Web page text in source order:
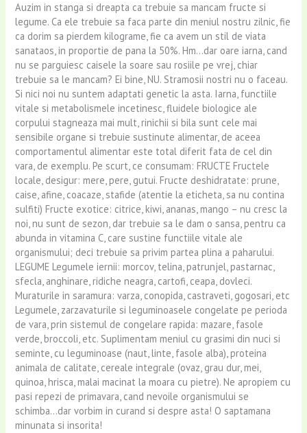
Auzim in stanga si dreapta ca trebuie sa mancam fructe si
legume. Ca ele trebuie sa faca parte din meniul nostru zilnic, fie
ca dorim sa pierdem kilograme, fie ca avem un stil de viata
sanataos, in proportie de pana la 50%. Hm…dar oare iarna, cand
nu se parguiesc caisele la soare sau rosiile pe vrej, chiar
trebuie sa le mancam? Ei bine, NU. Stramosii nostri nu o faceau.
Si nici noi nu suntem adaptati genetic la asta. Iarna, functiile
vitale si metabolismele incetinesc, fluidele biologice ale
corpului stagneaza mai mult, rinichii si bila sunt cele mai
sensibile organe si trebuie sustinute alimentar, de aceea
comportamentul alimentar este total diferit fata de cel din
vara, de exemplu. Pe scurt, ce consumam: FRUCTE Fructele
locale, desigur: mere, pere, gutui. Fructe deshidratate: prune,
caise, afine, coacaze, stafide (atentie la eticheta, sa nu contina
sulfiti) Fructe exotice: citrice, kiwi, ananas, mango – nu cresc la
noi, nu sunt de sezon, dar trebuie sa le dam o sansa, pentru ca
abunda in vitamina C, care sustine functiile vitale ale
organismului; deci trebuie sa privim partea plina a paharului.
LEGUME Legumele iernii: morcov, telina, patrunjel, pastarnac,
sfecla, anghinare, ridiche neagra, cartofi, ceapa, dovleci.
Muraturile in saramura: varza, conopida, castraveti, gogosari, etc
Legumele, zarzavaturile si leguminoasele congelate pe perioda
de vara, prin sistemul de congelare rapida: mazare, fasole
verde, broccoli, etc. Suplimentam meniul cu grasimi din nuci si
seminte, cu leguminoase (naut, linte, fasole alba), proteina
animala de calitate, cereale integrale (ovaz, grau dur, mei,
quinoa, hrisca, malai macinat la moara cu pietre). Ne apropiem cu
pasi repezi de primavara, cand nevoile organismului se
schimba…dar vorbim in curand si despre asta! O saptamana
minunata si insorita!